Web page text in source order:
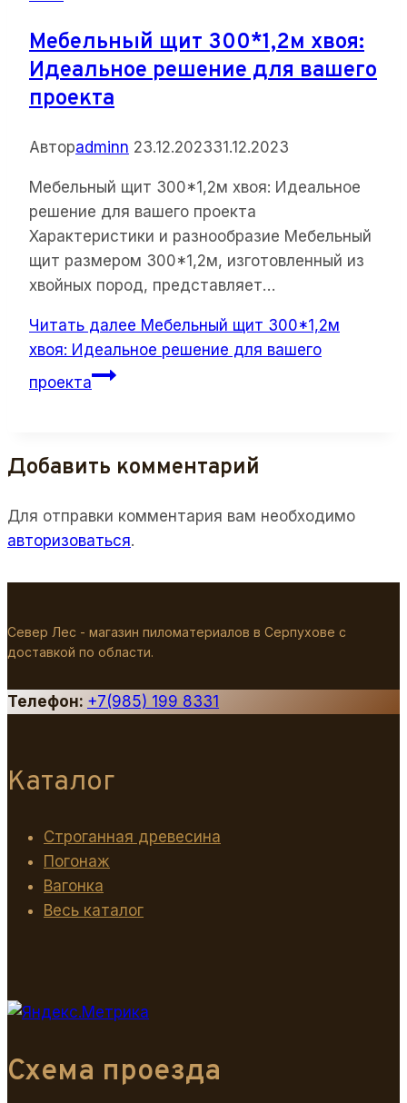
Мебельный щит 300*1,2м хвоя:
Идеальное решение для вашего
проекта
Авторadminn 23.12.202331.12.2023
Мебельный щит 300*1,2м хвоя: Идеальное
решение для вашего проекта
Характеристики и разнообразие Мебельный
щит размером 300*1,2м, изготовленный из
хвойных пород, представляет…
Читать далее Мебельный щит 300*1,2м
хвоя: Идеальное решение для вашего
проекта
Добавить комментарий
Для отправки комментария вам необходимо
авторизоваться.
Север Лес - магазин пиломатериалов в Серпухове с
доставкой по области.
Телефон: +7(985) 199 8331
Каталог
Строганная древесина
Погонаж
Вагонка
Весь каталог
Схема проезда